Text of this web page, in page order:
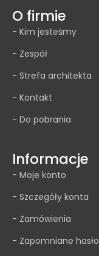
O firmie
- Kim jesteśmy
- Zespół
- Strefa architekta
- Kontakt
- Do pobrania
Informacje
- Moje konto
- Szczegóły konta
- Zamówienia
- Zapomniane hasło